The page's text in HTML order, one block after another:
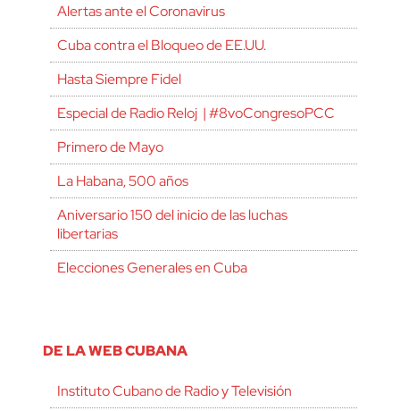
Alertas ante el Coronavirus
Cuba contra el Bloqueo de EE.UU.
Hasta Siempre Fidel
Especial de Radio Reloj | #8voCongresoPCC
Primero de Mayo
La Habana, 500 años
Aniversario 150 del inicio de las luchas
libertarias
Elecciones Generales en Cuba
DE LA WEB CUBANA
Instituto Cubano de Radio y Televisión